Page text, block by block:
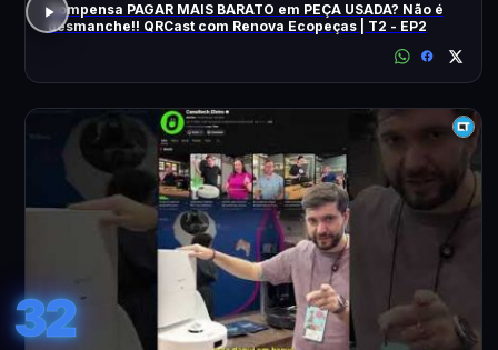
Compensa PAGAR MAIS BARATO em PEÇA USADA? Não é
desmanche!! QRCast com Renova Ecopeças | T2 - EP2
32